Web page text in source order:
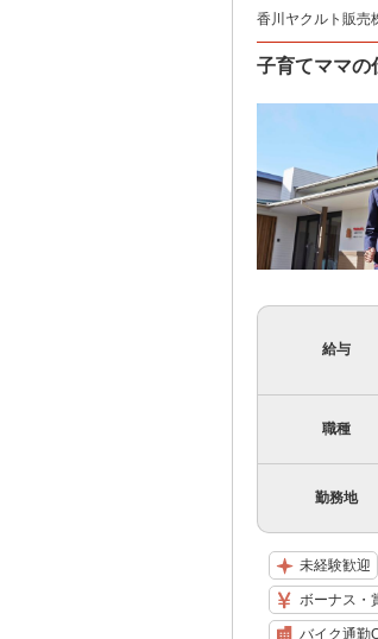
香川ヤクルト販売
子育てママ
給与
職種
勤務地
未経験歓迎
ボーナス・
バイク通勤